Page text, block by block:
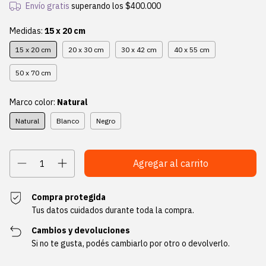
Envío gratis superando los $400.000
Medidas: 15 x 20 cm
15 x 20 cm 20 x 30 cm 30 x 42 cm 40 x 55 cm
50 x 70 cm
Marco color: Natural
Natural Blanco Negro
Compra protegida
Tus datos cuidados durante toda la compra.
Cambios y devoluciones
Si no te gusta, podés cambiarlo por otro o devolverlo.